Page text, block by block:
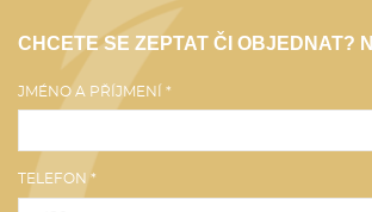
CHCETE SE ZEPTAT ČI OBJEDNAT?
JMÉNO A PŘÍJMENÍ *
TELEFON *